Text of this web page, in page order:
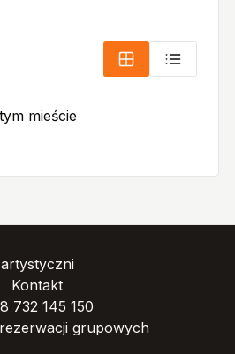
mieście
artystyczni
Kontakt
732 145 150
grupowych